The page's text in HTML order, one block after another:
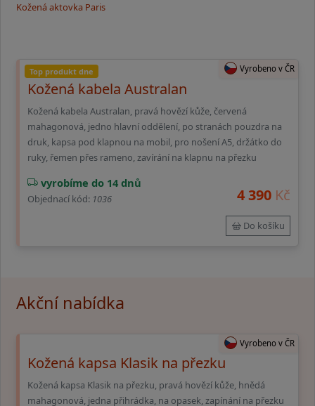
Kožená aktovka Paris
Top produkt dne Vyrobeno v ČR
Kožená kabela Australan
Kožená kabela Australan, pravá hovězí kůže, červená
mahagonová, jedno hlavní oddělení, po stranách pouzdra na
druk, kapsa pod klapnou na mobil, pro nošení A5, držátko do
ruky, řemen přes rameno, zavírání na klapnu na přezku
vyrobíme do 14 dnů
Objednací kód: 1036 4 390 Kč
Do košíku
Akční nabídka
Vyrobeno v ČR
Kožená kapsa Klasik na přezku
Kožená kapsa Klasik na přezku, pravá hovězí kůže, hnědá
mahagonová, jedna přihrádka, na opasek, zapínání na přezku